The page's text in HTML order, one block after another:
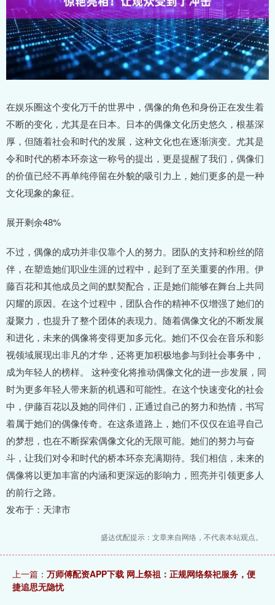
在娱乐圈这个变化万千的世界中，偶像的角色和身份正在发生着
不断的变化，尤其是在日本。日本的偶像文化历史悠久，根基深
厚，但随着社会和时代的发展，这种文化也在逐渐演变。尤其是
令和时代的桥本环奈这一称号的提出，更是提醒了我们，偶像们
的价值已经不再单纯停留在外貌的吸引力上，她们更多的是一种
文化现象的象征。
展开剩余48%
不过，偶像的成功并非仅靠个人的努力。团队的支持和粉丝的陪
伴，在塑造她们职业生涯的过程中，起到了至关重要的作用。伊
藤百花和其他成员之间的默契配合，正是她们能够在舞台上共同
闪耀的原因。在这个过程中，团队合作的精神不仅增强了她们的
凝聚力，也提升了整个团体的表现力。随着偶像文化的不断发展
和进化，未来的偶像将变得更加多元化。她们不仅会在音乐和影
视领域展现出非凡的才华，还将更加积极地参与到社会事务中，
成为年轻人的榜样。 这种变化将推动偶像文化的进一步发展，同
时为更多年轻人带来新的机遇和可能性。在这个快速变化的社会
中，伊藤百花以及她的同伴们，正通过自己的努力和热情，书写
着属于她们的偶像传奇。在这条道路上，她们不仅仅在追寻自己
的梦想，也在不断探索偶像文化的无限可能。她们的努力与奋
斗，让我们对令和时代的桥本环奈充满期待。我们相信，未来的
偶像将以更加丰富的内涵和更深远的影响力，照亮并引领更多人
的前行之路。
发布于：天津市
盛达优配提示：文章来自网络，不代表本站观点。
上一篇： 万师傅配资APP下载 网上祭祖：正规网络祭祀服务，便
捷追思无隐忧